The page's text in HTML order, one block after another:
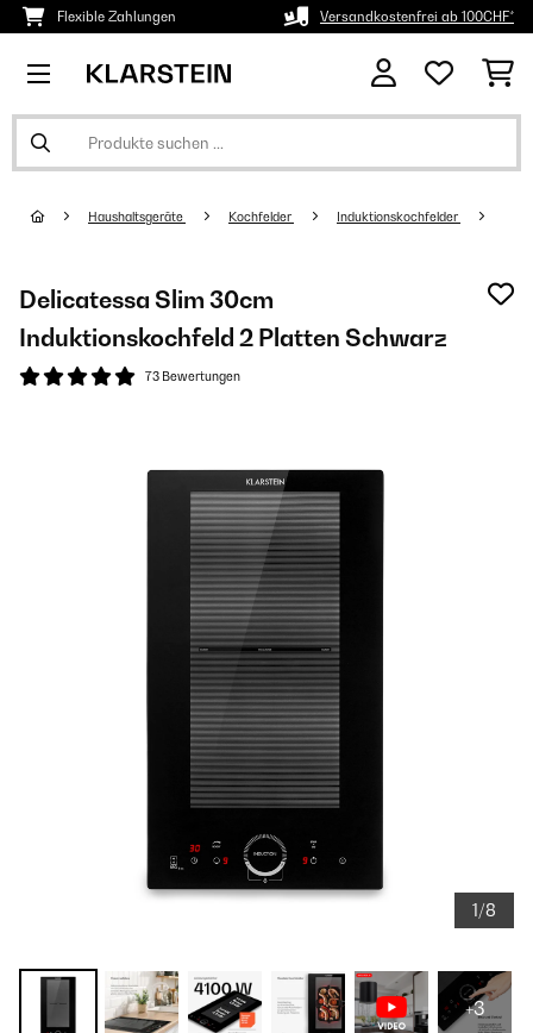
Flexible Zahlungen Versandkostenfrei ab 100CHF*
Haushaltsgeräte Kochfelder Induktionskochfelder
Delicatessa Slim 30cm
Induktionskochfeld 2 Platten Schwarz
73 Bewertungen
1/8
+3